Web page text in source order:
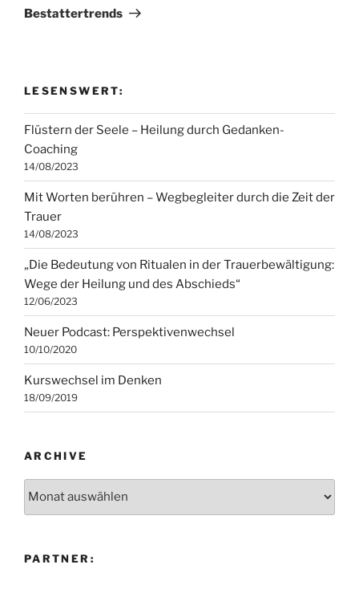
Beitrag
Bestattertrends
LESENSWERT:
Flüstern der Seele – Heilung durch Gedanken-
Coaching
14/08/2023
Mit Worten berühren – Wegbegleiter durch die Zeit der
Trauer
14/08/2023
„Die Bedeutung von Ritualen in der Trauerbewältigung:
Wege der Heilung und des Abschieds“
12/06/2023
Neuer Podcast: Perspektivenwechsel
10/10/2020
Kurswechsel im Denken
18/09/2019
ARCHIVE
PARTNER: